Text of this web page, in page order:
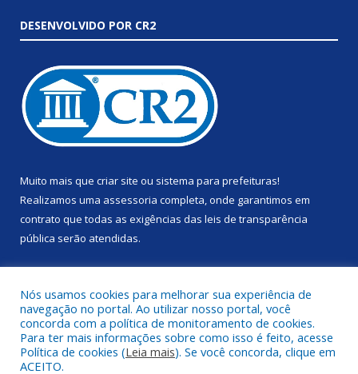
DESENVOLVIDO POR CR2
Muito mais que criar site ou sistema para prefeituras!
Realizamos uma assessoria completa, onde garantimos em
contrato que todas as exigências das leis de transparência
pública serão atendidas.
Todos os direitos reservados a Prefeitura Municipal de Anapu.
Nós usamos cookies para melhorar sua experiência de
navegação no portal. Ao utilizar nosso portal, você
concorda com a política de monitoramento de cookies.
Para ter mais informações sobre como isso é feito, acesse
Política de cookies (Leia mais). Se você concorda, clique em
ACEITO.